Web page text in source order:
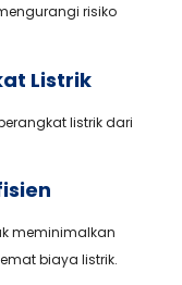
risiko
Listrik
listrik dari
meminimalkan
biaya listrik.